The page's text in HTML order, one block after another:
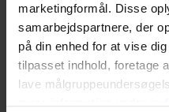
marketingformål. Disse
samarbejdspartnere, der
på din enhed for at vise
tilpasset indhold, foretage
lave
Madrass för skötbord
bekvämt tillbehör,
Vario skötbord. Med